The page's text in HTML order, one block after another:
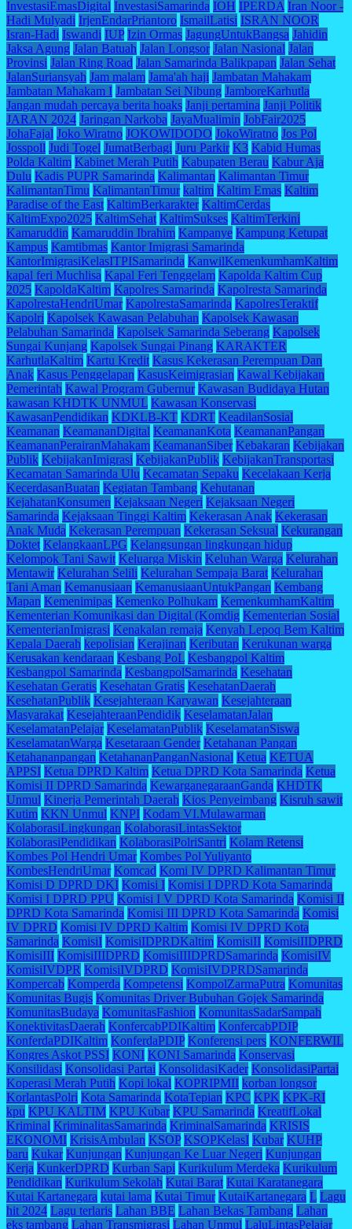
InvestasiEmasDigital InvestasiSamarinda IOH IPERDA Iran Noor -
Hadi Mulyadi IrjenEndarPriantoro IsmailLatisi ISRAN NOOR
Isran-Hadi Iswandi IUP Izin Ormas JagungUntukBangsa Jahidin
Jaksa Agung Jalan Batuah Jalan Longsor Jalan Nasional Jalan
Provinsi Jalan Ring Road Jalan Samarinda Balikpapan Jalan Sehat
JalanSuriansyah Jam malam Jama'ah haji Jambatan Mahakam
Jambatan Mahakam I Jambatan Sei Nibung JamboreKarhutla
Jangan mudah percaya berita hoaks Janji pertamina Janji Politik
JARAN 2024 Jaringan Narkoba JayaMualimin JobFair2025
JohaFajal Joko Wiratno JOKOWIDODO JokoWiratno Jos Pol
Josspoll Judi Togel JumatBerbagi Juru Parkir K3 Kabid Humas
Polda Kaltim Kabinet Merah Putih Kabupaten Berau Kabur Aja
Dulu Kadis PUPR Samarinda Kalimantan Kalimantan Timur
KalimantanTimu KalimantanTimur kaltim Kaltim Emas Kaltim
Paradise of the East KaltimBerkarakter KaltimCerdas
KaltimExpo2025 KaltimSehat KaltimSukses KaltimTerkini
Kamaruddin Kamaruddin Ibrahim Kampanye Kampung Ketupat
Kampus Kamtibmas Kantor Imigrasi Samarinda
KantorImigrasiKelasITPISamarinda KanwilKemenkumhamKaltim
kapal feri Muchlisa Kapal Feri Tenggelam Kapolda Kaltim Cup
2025 KapoldaKaltim Kapolres Samarinda Kapolresta Samarinda
KapolrestaHendriUmar KapolrestaSamarinda KapolresTeraktif
Kapolri Kapolsek Kawasan Pelabuhan Kapolsek Kawasan
Pelabuhan Samarinda Kapolsek Samarinda Seberang Kapolsek
Sungai Kunjang Kapolsek Sungai Pinang KARAKTER
KarhutlaKaltim Kartu Kredit Kasus Kekerasan Perempuan Dan
Anak Kasus Penggelapan KasusKeimigrasian Kawal Kebijakan
Pemerintah Kawal Program Gubernur Kawasan Budidaya Hutan
kawasan KHDTK UNMUL Kawasan Konservasi
KawasanPendidikan KDKLB-KT KDRT KeadilanSosial
Keamanan KeamananDigital KeamananKota KeamananPangan
KeamananPerairanMahakam KeamananSiber Kebakaran Kebijakan
Publik KebijakanImigrasi KebijakanPublik KebijakanTransportasi
Kecamatan Samarinda Ulu Kecamatan Sepaku Kecelakaan Kerja
KecerdasanBuatan Kegiatan Tambang Kehutanan
KejahatanKonsumen Kejaksaan Negeri Kejaksaan Negeri
Samarinda Kejaksaan Tinggi Kaltim Kekerasan Anak Kekerasan
Anak Muda Kekerasan Perempuan Kekerasan Seksual Kekurangan
Doktet KelangkaanLPG Kelangsungan lingkungan hidup
Kelompok Tani Sawit Keluarga Miskin Keluhan Warga Kelurahan
Mentawir Kelurahan Selili Kelurahan Sempaja Barat Kelurahan
Tani Aman Kemanusiaan KemanusiaanUntukPangan Kembang
Mapan Kemenimipas Kemenko Polhukam KemenkumhamKaltim
Kementerian Komunikasi dan Digital (Komdig Kementerian Sosial
KementerianImigrasi Kenakalan remaja Kenyah Lepoq Bem Kaltim
Kepala Daerah kepolisian Kerajinan Keributan Kerukunan warga
Kerusakan kendaraan Kesbang PoL Kesbangpol Kaltim
Kesbangpol Samarinda KesbangpolSamarinda Kesehatan
Kesehatan Geratis Kesehatan Gratis KesehatanDaerah
KesehatanPublik Kesejahteraan Karyawan Kesejahteraan
Masyarakat KesejahteraanPendidik KeselamatanJalan
KeselamatanPelajar KeselamatanPublik KeselamatanSiswa
KeselamatanWarga Kesetaraan Gender Ketahanan Pangan
Ketahananpangan KetahananPanganNasional Ketua KETUA
APPSI Ketua DPRD Kaltim Ketua DPRD Kota Samarinda Ketua
Komisi II DPRD Samarinda KewarganegaraanGanda KHDTK
Unmul Kinerja Pemerintah Daerah Kios Penyeimbang Kisruh sawit
Kutim KKN Unmul KNPI Kodam VI.Mulawarman
KolaborasiLingkungan KolaborasiLintasSektor
KolaborasiPendidikan KolaborasiPolriSantri Kolam Retensi
Kombes Pol Hendri Umar Kombes Pol Yuliyanto
KombesHendriUmar Komcad Komi IV DPRD Kalimantan Timur
Komisi D DPRD DKI Komisi I Komisi I DPRD Kota Samarinda
Komisi I DPRD PPU Komisi I V DPRD Kota Samarinda Komisi II
DPRD Kota Samarinda Komisi III DPRD Kota Samarinda Komisi
IV DPRD Komisi IV DPRD Kaltim Komisi IV DPRD Kota
Samarinda KomisiI KomisiIDPRDKaltim KomisiII KomisiIIDPRD
KomisiIII KomisiIIIDPRD KomisiIIIDPRDSamarinda KomisiIV
KomisiIVDPR KomisiIVDPRD KomisiIVDPRDSamarinda
Kompercab Komperda Kompetensi KompolZarmaPutra Komunitas
Komunitas Bugis Komunitas Driver Bubuhan Gojek Samarinda
KomunitasBudaya KomunitasFashion KomunitasSadarSampah
KonektivitasDaerah KonfercabPDIKaltim KonfercabPDIP
KonferdaPDIKaltim KonferdaPDIP Konferensi pers KONFERWIL
Kongres Askot PSSI KONI KONI Samarinda Konservasi
Konsilidasi Konsolidasi Partai KonsolidasiKader KonsolidasiPartai
Koperasi Merah Putih Kopi lokal KOPRIPMII korban longsor
KorlantasPolri Kota Samarinda KotaTepian KPC KPK KPK-RI
kpu KPU KALTIM KPU Kubar KPU Samarinda KreatifLokal
Kriminal KriminalitasSamarinda KriminalSamarinda KRISIS
EKONOMI KrisisAmbulan KSOP KSOPKelasI Kubar KUHP
baru Kukar Kunjungan Kunjungan Ke Luar Negeri Kunjungan
Kerja KunkerDPRD Kurban Sapi Kurikulum Merdeka Kurikulum
Pendidikan Kurikulum Sekolah Kutai Barat Kutai Karatanegara
Kutai Kartanegara kutai lama Kutai Timur KutaiKartanegara L Lagu
hit 2024 Lagu terlaris Lahan BBE Lahan Bekas Tambang Lahan
eks tambang Lahan Transmigrasi Lahan Unmul LaluLintasPelajar